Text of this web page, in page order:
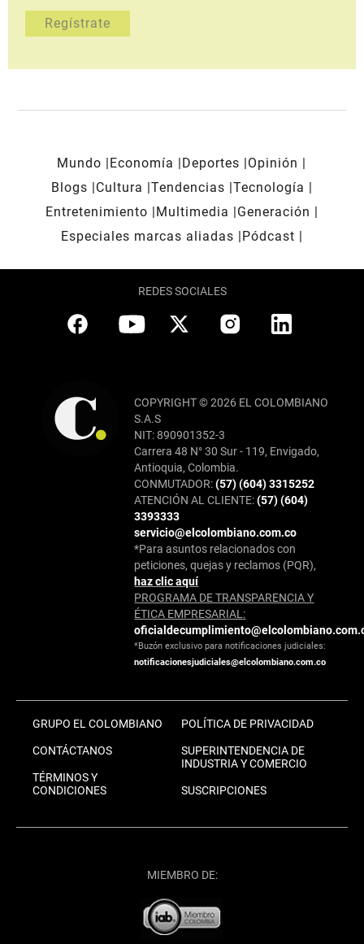
Mundo Economía Deportes
Opinión
Blogs
Cultura Tendencias Tecnología
Entretenimiento
Multimedia
Generación
Especiales marcas aliadas
Pódcast
REDES SOCIALES
COPYRIGHT © 2026 EL COLOMBIANO
S.A.S
NIT: 890901352-3
Carrera 48 N° 30 Sur - 119, Envigado,
Antioquia, Colombia.
CONMUTADOR:(57) (604) 3315252
ATENCIÓN AL CLIENTE:(57) (604)
3393333
servicio@elcolombiano.com.co
*Para asuntos relacionados con
peticiones, quejas y reclamos (PQR),
haz clic aquí
PROGRAMA DE TRANSPARENCIA Y
ÉTICA EMPRESARIAL:
*Buzón exclusivo para notificaciones judiciales:
notificacionesjudiciales@elcolombiano.com.co
GRUPO EL COLOMBIANO
CONTÁCTANOS
TÉRMINOS Y
CONDICIONES
POLÍTICA DE PRIVACIDAD
SUPERINTENDENCIA DE
INDUSTRIA Y COMERCIO
SUSCRIPCIONES
MIEMBRO DE: